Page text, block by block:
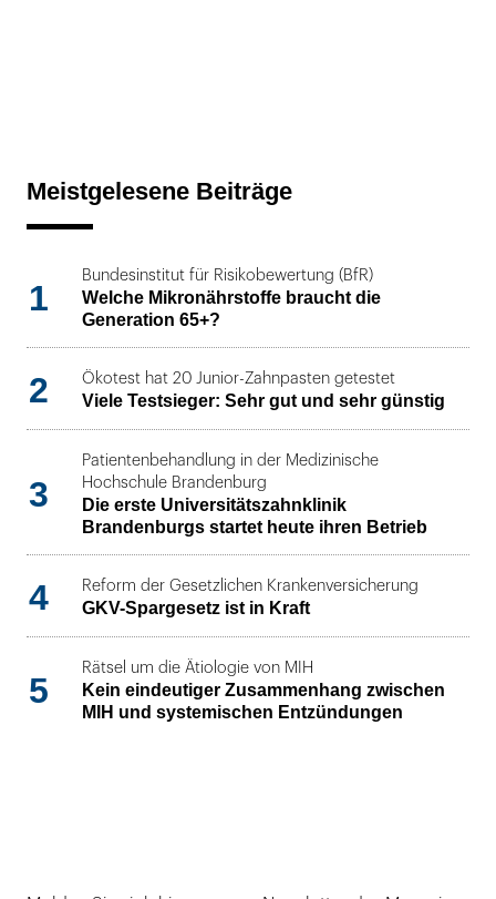
Meistgelesene Beiträge
1
Bundesinstitut für Risikobewertung (BfR)
Welche Mikronährstoffe braucht die
Generation 65+?
2 Ökotest hat 20 Junior-Zahnpasten getestet
Viele Testsieger: Sehr gut und sehr günstig
3
Patientenbehandlung in der Medizinische
Hochschule Brandenburg
Die erste Universitätszahnklinik
Brandenburgs startet heute ihren Betrieb
4 Reform der Gesetzlichen Krankenversicherung
GKV-Spargesetz ist in Kraft
5
Rätsel um die Ätiologie von MIH
Kein eindeutiger Zusammenhang zwischen
MIH und systemischen Entzündungen